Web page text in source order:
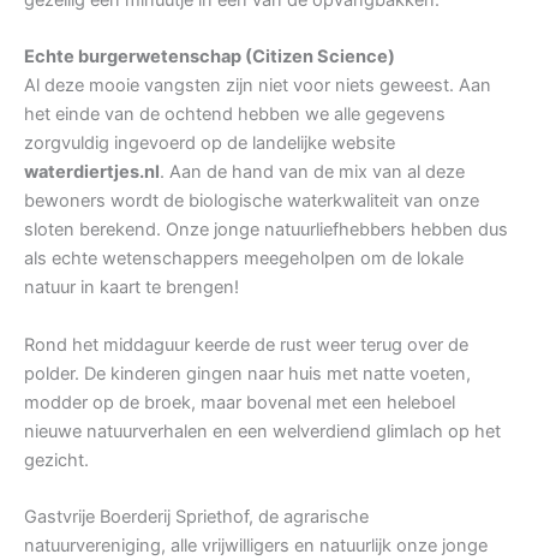
Echte burgerwetenschap (Citizen Science)
Al deze mooie vangsten zijn niet voor niets geweest. Aan
het einde van de ochtend hebben we alle gegevens
zorgvuldig ingevoerd op de landelijke website
waterdiertjes.nl. Aan de hand van de mix van al deze
bewoners wordt de biologische waterkwaliteit van onze
sloten berekend. Onze jonge natuurliefhebbers hebben dus
als echte wetenschappers meegeholpen om de lokale
natuur in kaart te brengen!
Rond het middaguur keerde de rust weer terug over de
polder. De kinderen gingen naar huis met natte voeten,
modder op de broek, maar bovenal met een heleboel
nieuwe natuurverhalen en een welverdiend glimlach op het
gezicht.
Gastvrije Boerderij Spriethof, de agrarische
natuurvereniging, alle vrijwilligers en natuurlijk onze jonge